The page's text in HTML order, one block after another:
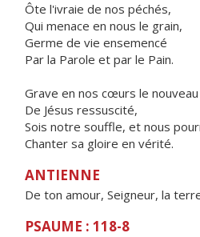
Ôte l'ivraie de nos péchés,
Qui menace en nous le grain,
Germe de vie ensemencé
Par la Parole et par le Pain.
Grave en nos cœurs le
De Jésus ressuscité,
Sois notre souffle, et nous
Chanter sa gloire en vérité.
ANTIENNE
De ton amour, Seigneur, la
PSAUME : 118-8